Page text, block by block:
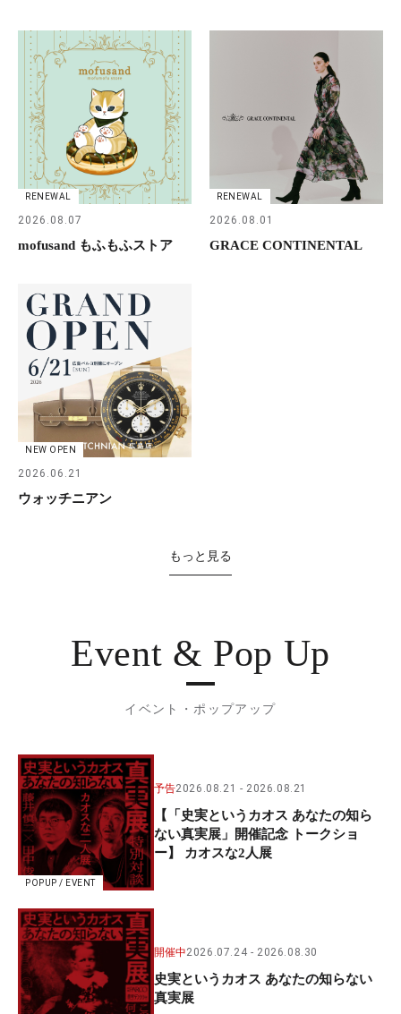
RENEWAL
2026.08.07
mofusand もふもふストア
RENEWAL
2026.08.01
GRACE CONTINENTAL
NEW OPEN
2026.06.21
ウォッチニアン
もっと見る
Event & Pop Up
イベント・ポップアップ
POPUP / EVENT
予告2026.08.21 2026.08.21
【「史実というカオス あなたの知ら
ない真実展」開催記念 トークショ
ー】 カオスな2人展
開催中2026.07.24 2026.08.30
史実というカオス あなたの知らない
真実展